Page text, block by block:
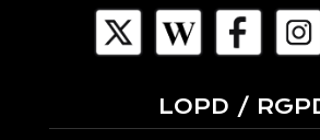
LOPD /